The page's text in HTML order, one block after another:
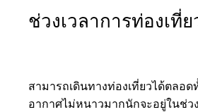
ช่วงเวลาการท่องเที่ย
สามารถเดินทางท่องเที่ยวได้
อากาศไม่หนาวมากนักจะอยู่ในช่ว